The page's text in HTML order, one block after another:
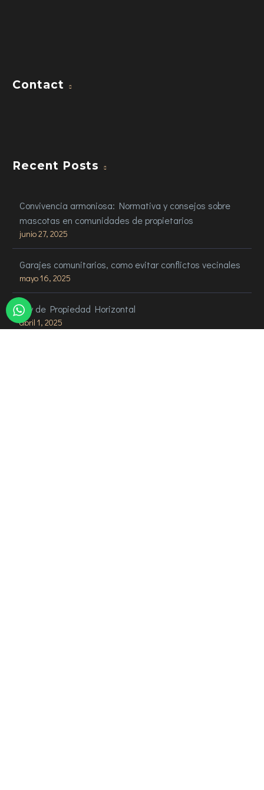
Contact
Recent Posts
Convivencia armoniosa: Normativa y consejos sobre
mascotas en comunidades de propietarios
junio 27, 2025
Garajes comunitarios, como evitar conflictos vecinales
mayo 16, 2025
Ley de Propiedad Horizontal
abril 1, 2025